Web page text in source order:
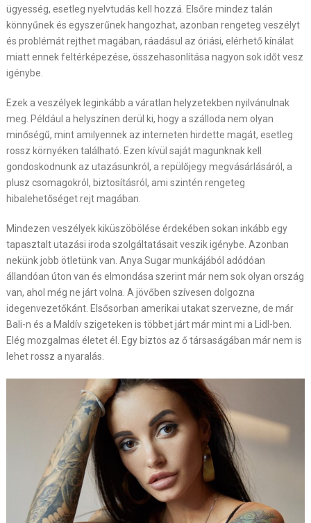
ügyesség, esetleg nyelvtudás kell hozzá. Elsőre mindez talán
könnyűnek és egyszerűnek hangozhat, azonban rengeteg veszélyt
és problémát rejthet magában, ráadásul az óriási, elérhető kínálat
miatt ennek feltérképezése, összehasonlítása nagyon sok időt vesz
igénybe.
Ezek a veszélyek leginkább a váratlan helyzetekben nyilvánulnak
meg. Például a helyszínen derül ki, hogy a szálloda nem olyan
minőségű, mint amilyennek az interneten hirdette magát, esetleg
rossz környéken található. Ezen kívül saját magunknak kell
gondoskodnunk az utazásunkról, a repülőjegy megvásárlásáról, a
plusz csomagokról, biztosításról, ami szintén rengeteg
hibalehetőséget rejt magában.
Mindezen veszélyek kiküszöbölése érdekében sokan inkább egy
tapasztalt utazási iroda szolgáltatásait veszik igénybe. Azonban
nekünk jobb ötletünk van. Anya Sugar munkájából adódóan
állandóan úton van és elmondása szerint már nem sok olyan ország
van, ahol még ne járt volna. A jövőben szívesen dolgozna
idegenvezetőkánt. Elsősorban amerikai utakat szervezne, de már
Bali-n és a Maldív szigeteken is többet járt már mint mi a Lidl-ben.
Elég mozgalmas életet él. Egy biztos az ő társaságában már nem is
lehet rossz a nyaralás.